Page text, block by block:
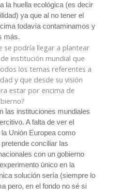
la huella ecológica (es decir
ya que al no tener el
todavía contaminamos y
más.
se podría llegar a plantear
institución mundial que
los temas referentes a
y que desde su visión
estar por encima de
las instituciones mundiales
A falta de ver el
la Unión Europea como
conciliar las
con un gobierno
único en la
solución sería (siempre lo
pero, en el fondo no sé si